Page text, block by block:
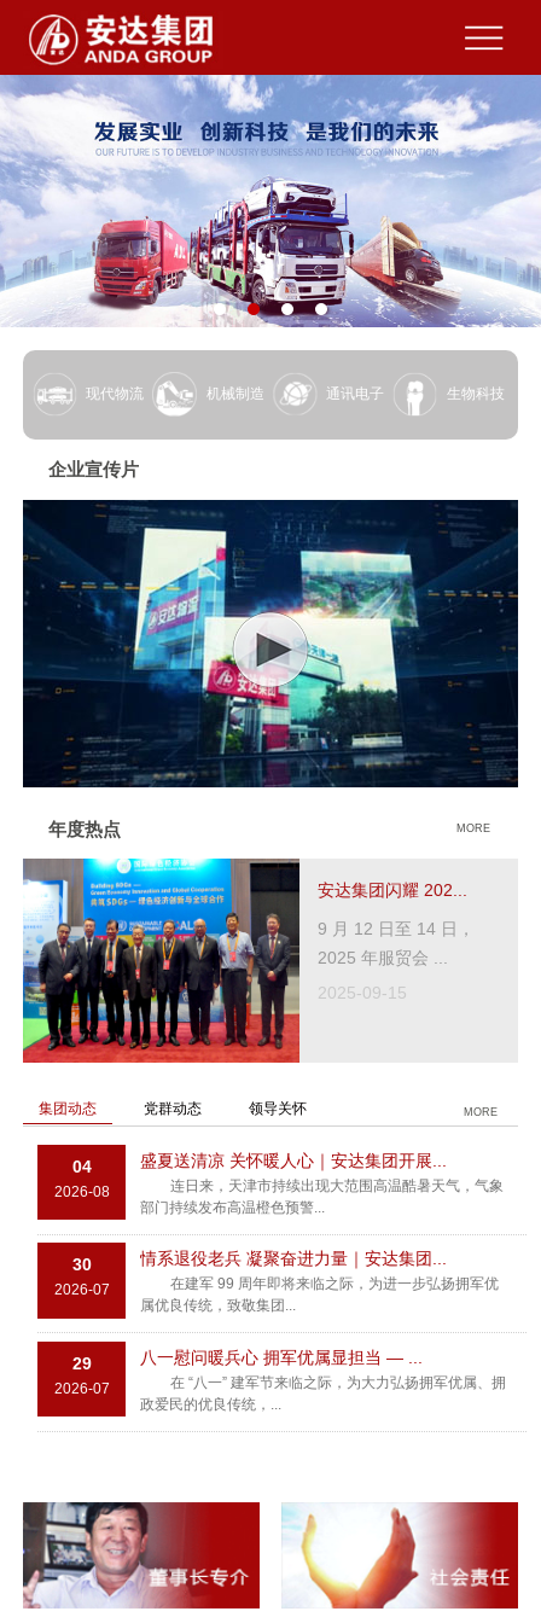
现代物流 机械制造 通讯电子 生物科技
企业宣传片
年度热点 MORE
安达集团闪耀 202...
9 月 12 日至 14 日，
2025 年服贸会 ...
2025-09-15
集团动态 党群动态 领导关怀 MORE
04
2026-08
盛夏送清凉 关怀暖人心｜安达集团开展...
连日来，天津市持续出现大范围高温酷暑天气，气象
部门持续发布高温橙色预警...
30
2026-07
情系退役老兵 凝聚奋进力量｜安达集团...
在建军 99 周年即将来临之际，为进一步弘扬拥军优
属优良传统，致敬集团...
29
2026-07
八一慰问暖兵心 拥军优属显担当 — ...
在 “八一” 建军节来临之际，为大力弘扬拥军优属、拥
政爱民的优良传统，...